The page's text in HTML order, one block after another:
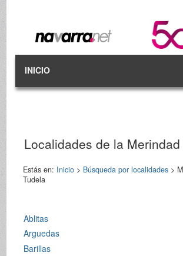
INICIO
Localidades de la
Estás en: Inicio> Búsqueda por localidades>
Tudela
Ablitas
Arguedas
Barillas